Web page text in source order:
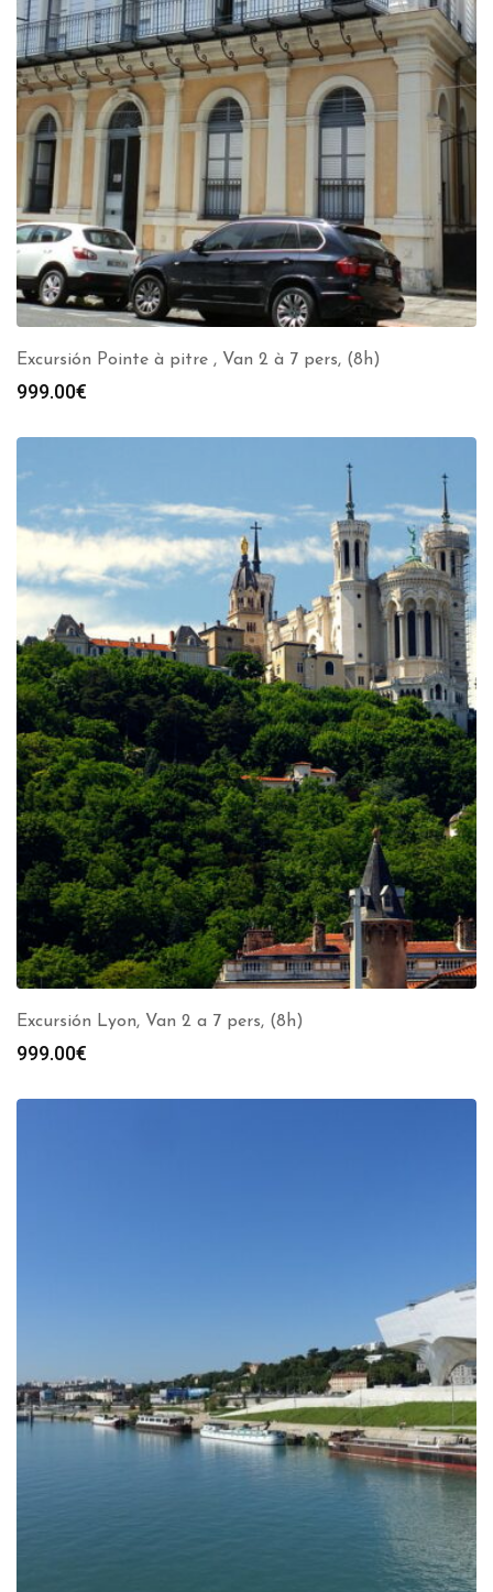
Excursión Pointe à pitre , Van 2 à 7 pers, (8h)
999.00€
Excursión Lyon, Van 2 a 7 pers, (8h)
999.00€